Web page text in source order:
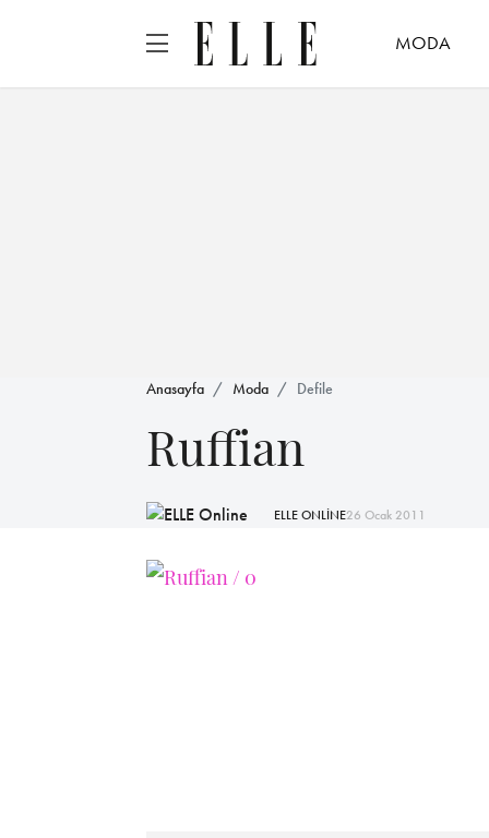
MODA
Anasayfa Moda Defile
Ruffian
ELLE ONLİNE26 Ocak 2011